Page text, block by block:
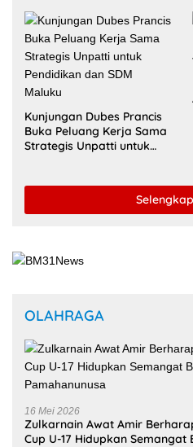
Kolaborasi Diaspora
Indonesia
Kunjungan Dubes Prancis
Buka Peluang Kerja Sama
Strategis Unpatti untuk
OLAHRAGA
16 Mei 2026
Zulkarnain Awat Amir
Cup U-17 Hidupkan Semangat